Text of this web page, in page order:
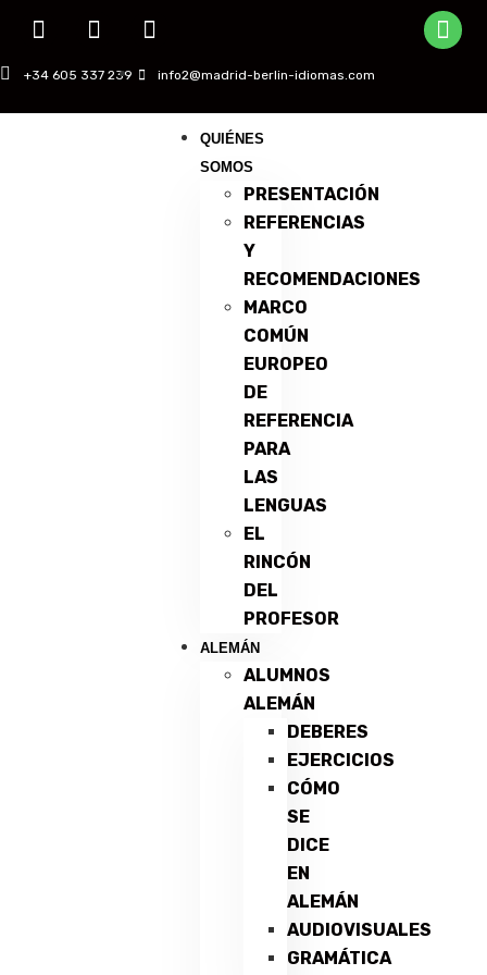
+34 605 337 239 info2@madrid-berlin-idiomas.com
QUIÉNES
SOMOS
PRESENTACIÓN
REFERENCIAS
Y
RECOMENDACIONES
MARCO
COMÚN
EUROPEO
DE
REFERENCIA
PARA
LAS
LENGUAS
EL
RINCÓN
DEL
PROFESOR
ALEMÁN
ALUMNOS
ALEMÁN
DEBERES
EJERCICIOS
CÓMO
SE
DICE
EN
ALEMÁN
AUDIOVISUALES
GRAMÁTICA